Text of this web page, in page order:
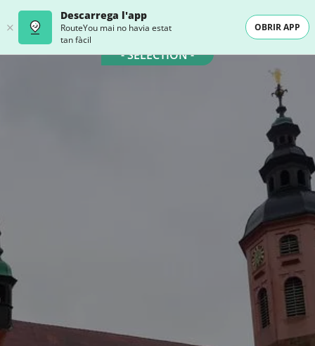
Descarrega l'app
RouteYou mai no havia estat
tan fàcil
OBRIR APP
- SELECTION -